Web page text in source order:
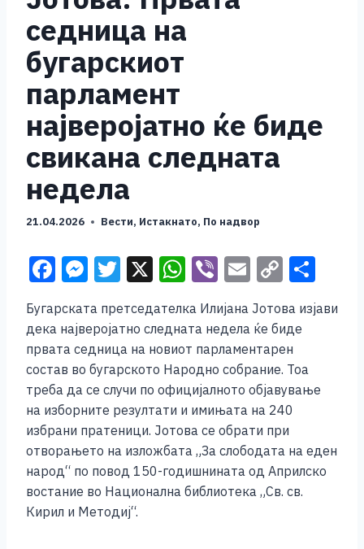
седница на
бугарскиот
парламент
најверојатно ќе биде
свикана следната
недела
21.04.2026 Вести, Истакнато, По надвор
F
c
e
b
o
o
k
M
ss
e
n
g
er
T
tt
er
X W
at
s
A
p
p
Vi
b
er
E
m
ai
l
C
p
y
Li
n
k
ar
Бугарската претседателка Илијана Јотова изјави
дека најверојатно следната недела ќе биде
првата седница на новиот парламентарен
состав во бугарското Народно собрание. Тоа
треба да се случи по официјалното објавување
на изборните резултати и имињата на 240
избрани пратеници. Јотова се обрати при
отворањето на изложбата „За слободата на еден
народ“ по повод 150-годишнината од Априлско
востание во Национална библиотека „Св. св.
Кирил и Методиј“.